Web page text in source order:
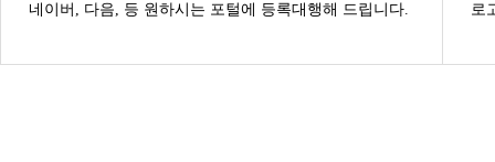
네이버, 다음, 등 원하시는 포털에 등록대행해 드립니다. 로